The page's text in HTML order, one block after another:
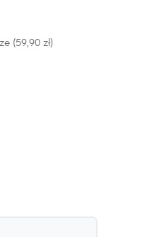
(59,90 zł)